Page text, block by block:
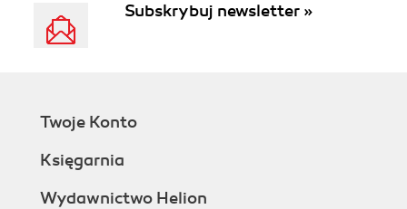
Subskrybuj newsletter »
Twoje Konto
Księgarnia
Wydawnictwo Helion